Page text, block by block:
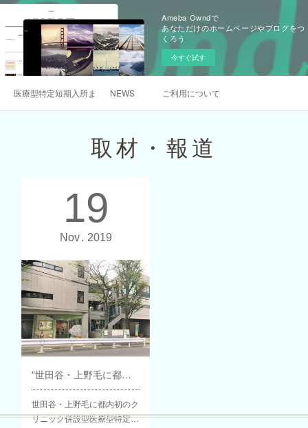
Ameba Owndで
あなただけのホームページやブログをつ
くろう
今すぐ試す
医療型特定短期入所まんまるについて
NEWS ご利用について
取材・報道
19
Nov 2019
"世田谷・上野毛に都内初のクリニック併設型医療型特定短期入所「まんまる」"として二子玉川経済新聞に記事が載りました
世田谷・上野毛に都内初のク
リニック併設型医療型特定…